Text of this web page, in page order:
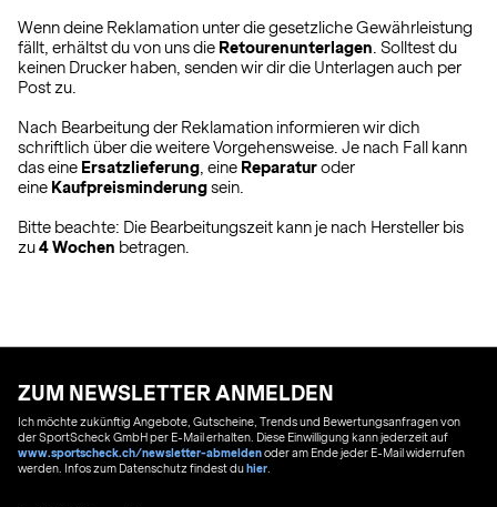
Wenn deine Reklamation unter die gesetzliche Gewährleistung
fällt, erhältst du von uns die Retourenunterlagen . Solltest du
keinen Drucker haben, senden wir dir die Unterlagen auch per
Post zu.
Nach Bearbeitung der Reklamation informieren wir dich
schriftlich über die weitere Vorgehensweise. Je nach Fall kann
das eine Ersatzlieferung , eine Reparaturoder
eine Kaufpreisminderungsein.
Bitte beachte: Die Bearbeitungszeit kann je nach Hersteller bis
zu4 Wochen betragen.
ZUM NEWSLETTER ANMELDEN
Ich möchte zukünftig Angebote, Gutscheine, Trends und Bewertungsanfragen von
der SportScheck GmbH per E-Mail erhalten. Diese Einwilligung kann jederzeit auf
www.sportscheck.ch/newsletter-abmeldenoder am Ende jeder E-Mail widerrufen
werden. Infos zum Datenschutz findest duhier